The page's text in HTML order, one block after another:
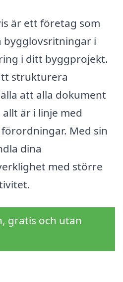
är ett företag som
bygglovsritningar i
i ditt byggprojekt.
strukturera
att alla dokument
är i linje med
Med sin
dina
med större
gratis och utan